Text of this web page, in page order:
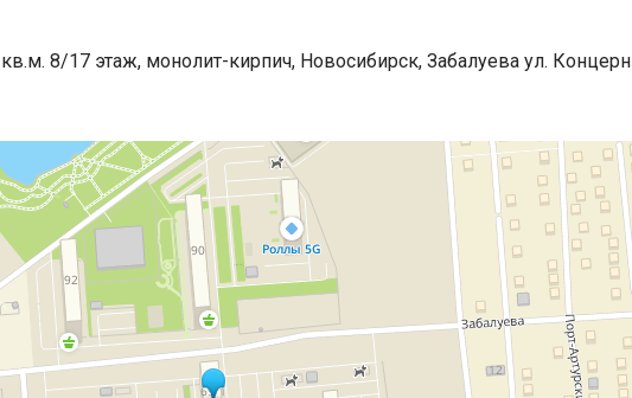
8/17 этаж, монолит-кирпич, Новосибирск, Забалуева ул. Концерн